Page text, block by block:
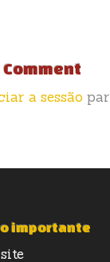
a sessão
importante